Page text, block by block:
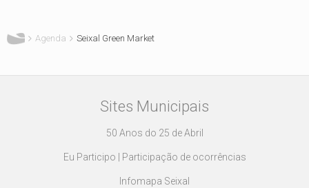
Agenda Seixal Green Market
Sites Municipais
50 Anos do 25 de Abril
Eu Participo | Participação de ocorrências
Infomapa Seixal